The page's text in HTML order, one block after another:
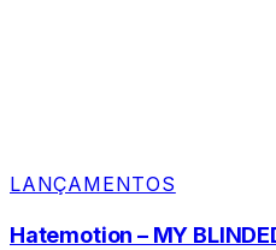
LANÇAMENTOS
Hatemotion – MY